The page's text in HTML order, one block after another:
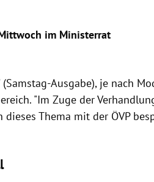
im Ministerrat
Ausgabe), je nach
"Im Zuge der
Thema mit der ÖVP